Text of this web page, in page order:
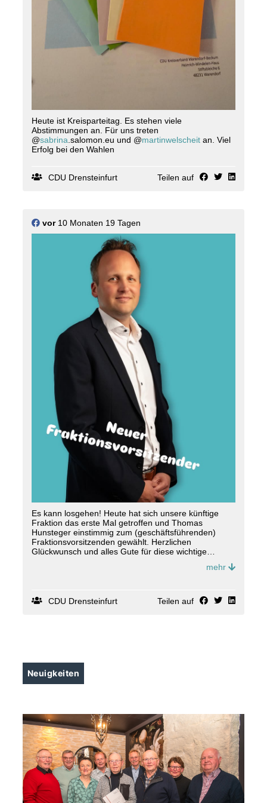
Heute ist Kreisparteitag. Es stehen viele
Abstimmungen an. Für uns treten
@sabrina .salomon.eu und @martinwelscheit an. Viel
Erfolg bei den Wahlen
CDU Drensteinfurt Teilen auf
vor10 Monaten 19 Tagen
Es kann losgehen! Heute hat sich unsere künftige
Fraktion das erste Mal getroffen und Thomas
Hunsteger einstimmig zum (geschäftsführenden)
Fraktionsvorsitzenden gewählt. Herzlichen
Glückwunsch und alles Gute für diese wichtige
In den nächsten Wochen geht?s um die Besetzung
mehr
CDU Drensteinfurt Teilen auf
Neuigkeiten